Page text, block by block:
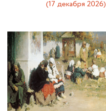
(17 декабря 2026)